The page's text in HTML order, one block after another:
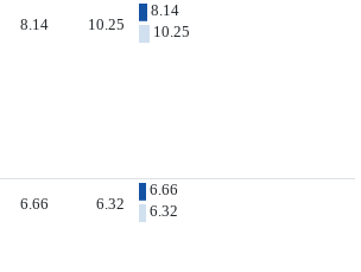
8.14 10.25
8.14
10.25
6.66 6.32
6.66
6.32